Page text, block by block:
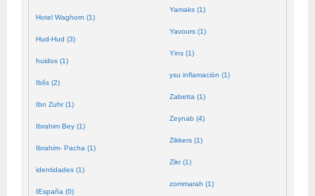
Hotel Waghorn (1)
Hud-Hud (3)
huidos (1)
Iblís (2)
Ibn Zuhr (1)
Ibrahim Bey (1)
Ibrahim- Pacha (1)
identidades (1)
IEspaña (0)
Yamaks (1)
Yavours (1)
Yins (1)
ysu inflamación (1)
Zabetta (1)
Zeynab (4)
Zikkers (1)
Zikr (1)
zommarah (1)